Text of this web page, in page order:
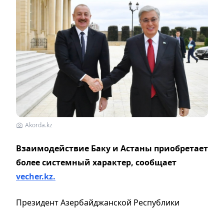
Akorda.kz
Взаимодействие Баку и Астаны приобретает
более системный характер, сообщает
vecher.kz.
Президент Азербайджанской Республики